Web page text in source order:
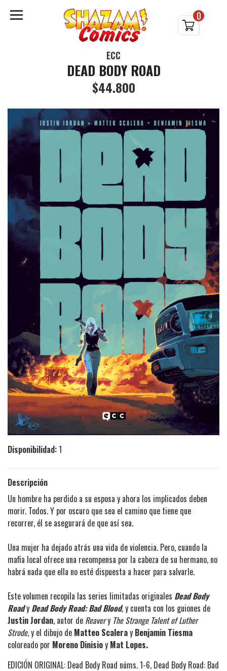
0
ECC
DEAD BODY ROAD
$44.800
Disponibilidad:1
Descripción
Un hombre ha perdido a su esposa y ahora los implicados deben
morir. Todos. Y por oscuro que sea el camino que tiene que
recorrer, él se asegurará de que así sea.
Una mujer ha dejado atrás una vida de violencia. Pero, cuando la
mafia local ofrece una recompensa por la cabeza de su hermano, no
habrá nada que ella no esté dispuesta a hacer para salvarle.
Este volumen recopila las series limitadas originales Dead Body
Roady Dead Body Road: Bad Blood, y cuenta con los guiones de
Justin Jordan, autor de Reavery The Strange Talent of Luther
Strode, y el dibujo de Matteo Scaleray Benjamin Tiesma
coloreado por Moreno Dinisioy Mat Lopes.
EDICIÓN ORIGINAL: Dead Body Road núms. 1-6, Dead Body Road: Bad